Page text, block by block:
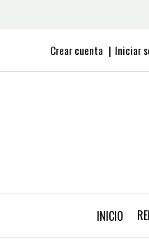
Crear cuenta Iniciar
INICIO